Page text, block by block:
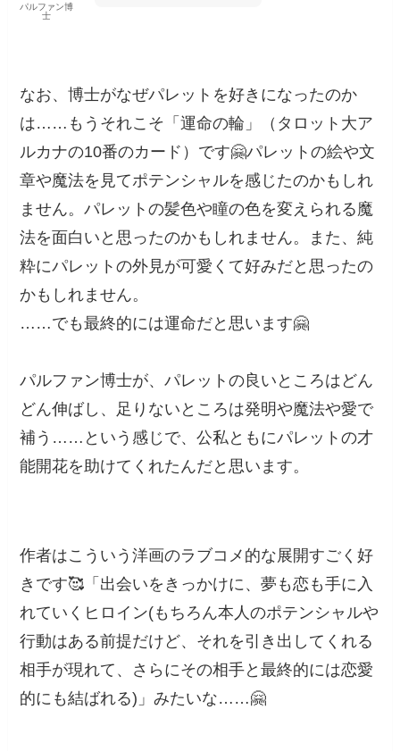
パルファン博
士
なお、博士がなぜパレットを好きになったのか
は……もうそれこそ「運命の輪」（タロット大ア
ルカナの10番のカード）です🤗パレットの絵や文
章や魔法を見てポテンシャルを感じたのかもしれ
ません。パレットの髪色や瞳の色を変えられる魔
法を面白いと思ったのかもしれません。また、純
粋にパレットの外見が可愛くて好みだと思ったの
かもしれません。
……でも最終的には運命だと思います🤗
パルファン博士が、パレットの良いところはどん
どん伸ばし、足りないところは発明や魔法や愛で
補う……という感じで、公私ともにパレットの才
能開花を助けてくれたんだと思います。
作者はこういう洋画のラブコメ的な展開すごく好
きです🥰「出会いをきっかけに、夢も恋も手に入
れていくヒロイン(もちろん本人のポテンシャルや
行動はある前提だけど、それを引き出してくれる
相手が現れて、さらにその相手と最終的には恋愛
的にも結ばれる)」みたいな……🤗